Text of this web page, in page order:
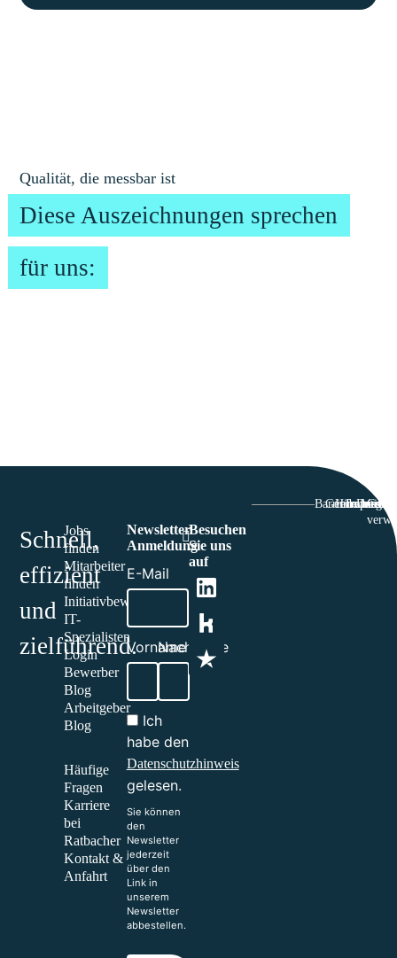
Qualität, die messbar ist
Diese Auszeichnungen sprechen
für uns:
Schnell,
effizient
und
zielführend.​
Jobs
finden
Mitarbeiter
finden
Initiativbewerbung
IT-
Spezialisten
Login
Bewerber
Blog
Arbeitgeber
Blog
Häufige
Fragen
Karriere
bei
Ratbacher
Kontakt &
Anfahrt
Newsletter
Anmeldung
E-Mail
VornameNachname
Ich
habe den
Datenschutzhinweis
gelesen.
Sie können
den
Newsletter
jederzeit
über den
Link in
unserem
Newsletter
abbestellen.
Besuchen
Sie uns
auf
Barriefrefreiheit